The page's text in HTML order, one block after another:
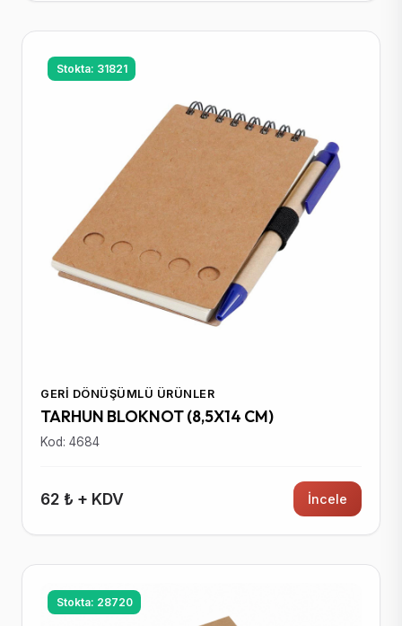
Stokta: 31821
GERI DÖNÜŞÜMLÜ ÜRÜNLER
TARHUN BLOKNOT (8,5X14 CM)
Kod: 4684
62 ₺ + KDV İncele
Stokta: 28720